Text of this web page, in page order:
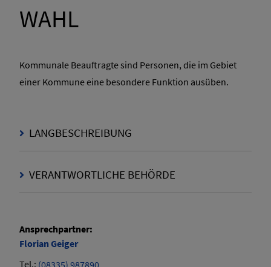
WAHL
Kommunale Beauftragte sind Personen, die im Gebiet
einer Kommune eine besondere Funktion ausüben.
LANGBESCHREIBUNG
VERANTWORTLICHE BEHÖRDE
Ansprechpartner:
Florian Geiger
Tel.: (08335) 987890